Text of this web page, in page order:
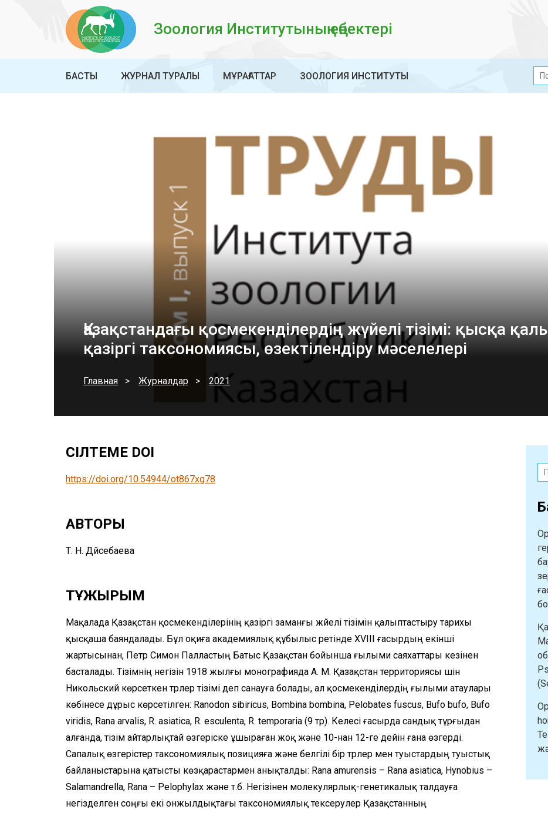
Зоология Институтының еңбектері
БАСТЫ ЖУРНАЛ ТУРАЛЫ МҰРАҒАТТАР ЗООЛОГИЯ ИНСТИТУТЫ
Қазақстандағы қосмекенділердің жүйелі тізімі: қысқа
қазіргі таксономиясы, өзектілендіру мәселелері
Главная Журналдар 2021
СІЛТЕМЕ DOI
https://doi.org/10.54944/ot867xg78
АВТОРЫ
Т. Н. Дүйсебаева
ТҰЖЫРЫМ
Мақалада Қазақстан қосмекенділерінің қазіргі заманғы жүйелі тізімін қалыптастыру тарихы
қысқаша баяндалады. Бұл оқиға академиялық құбылыс ретінде XVIII ғасырдың екінші
жартысынан, Петр Симон Палластың Батыс Қазақстан бойынша ғылыми саяхаттары кезінен
басталады. Тізімнің негізін 1918 жылғы монографияда А. М. Қазақстан территориясы үшін
Никольский көрсеткен түрлер тізімі деп санауға болады, ал қосмекенділердің ғылыми атаулары
көбінесе дұрыс көрсетілген: Ranodon sibiricus, Bombina bombina, Pelobates fuscus, Bufo bufo, Bufo
viridis, Rana arvalis, R. asiatica, R. esculenta, R. temporaria (9 түр). Келесі ғасырда сандық тұрғыдан
алғанда, тізім айтарлықтай өзгеріске ұшыраған жоқ және 10-нан 12-ге дейін ғана өзгерді.
Сапалық өзгерістер таксономиялық позицияға және белгілі бір түрлер мен туыстардың туыстық
байланыстарына қатысты көзқарастармен анықталды: Rana amurensis – Rana asiatica, Hynobius –
Salamandrella, Rana – Pelophylax және т.б. Негізінен молекулярлық-генетикалық талдауға
негізделген соңғы екі онжылдықтағы таксономиялық тексерулер Қазақстанның